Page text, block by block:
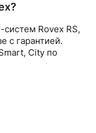
Rovex RS,
с гарантией.
City по